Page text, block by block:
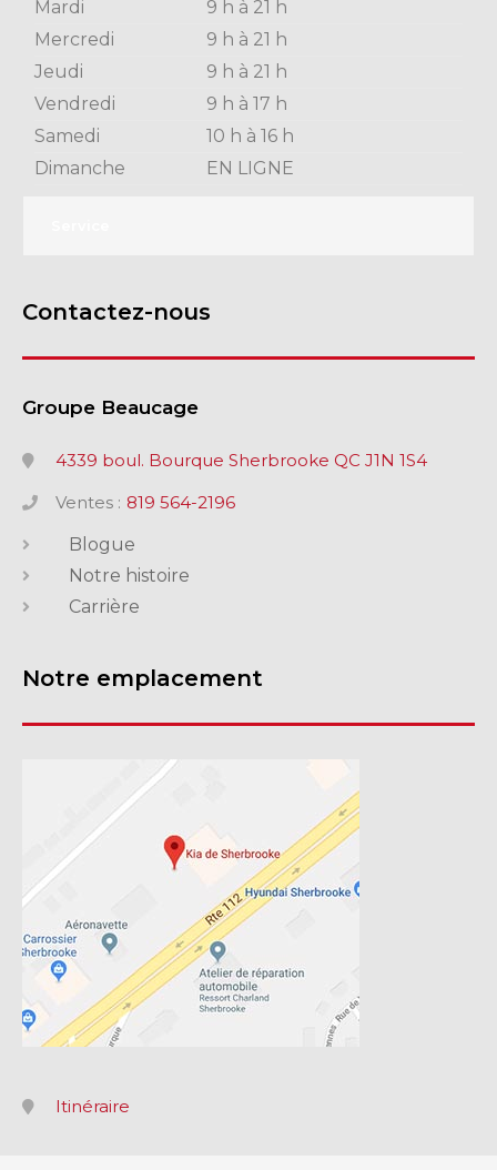
Mardi
9 h à 21 h
Mercredi
9 h à 21 h
Jeudi
9 h à 21 h
Vendredi
9 h à 17 h
Samedi
10 h à 16 h
Dimanche
EN LIGNE
Contactez-nous
Groupe Beaucage
4339 boul. Bourque Sherbrooke QC J1N 1S4
Ventes : 819 564-2196
Blogue
Notre histoire
Carrière
Notre emplacement
Itinéraire